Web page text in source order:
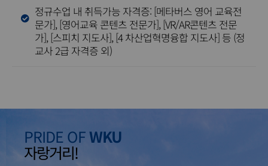
정규수업 내 취득가능 자격증: [메타버스 영어 교육전
문가], [영어교육 콘텐츠 전문가], [VR/AR콘텐츠 전문
가], [스피치 지도사], [4 차산업혁명융합 지도사] 등 (정
교사 2급 자격증 외)
PRIDE OFWKU
자랑거리!
대상년도:2023